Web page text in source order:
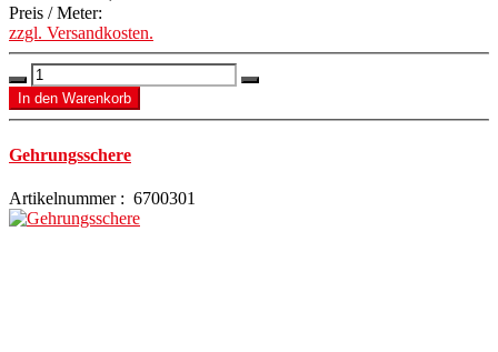
Preis / Meter:
zzgl. Versandkosten.
Gehrungsschere
Artikelnummer : 6700301